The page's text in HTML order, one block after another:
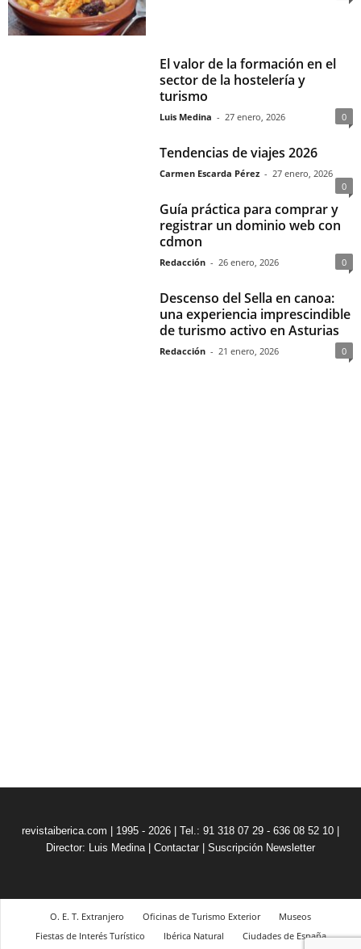
El valor de la formación en el
sector de la hostelería y
turismo
Luis Medina - 27 enero, 2026 0
Tendencias de viajes 2026
Carmen Escarda Pérez - 27 enero, 2026
0
Guía práctica para comprar y
registrar un dominio web con
cdmon
Redacción - 26 enero, 2026 0
Descenso del Sella en canoa:
una experiencia imprescindible
de turismo activo en Asturias
Redacción - 21 enero, 2026 0
revistaiberica.com | 1995 - 2026 | Tel.: 91 318 07 29 - 636 08 52 10 |
Director: Luis Medina| Contactar Suscripción Newsletter
O. E. T. Extranjero Oficinas de Turismo Exterior
Museos
Fiestas de Interés Turístico
Ibérica Natural Ciudades de España